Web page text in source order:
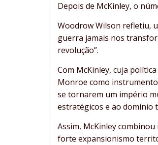
Depois de McKinley, o
Woodrow Wilson refletiu,
guerra jamais nos
revolução”.
Com McKinley, cuja
Monroe como
se tornarem um império
estratégicos e ao domínio
Assim, McKinley
forte expansionismo